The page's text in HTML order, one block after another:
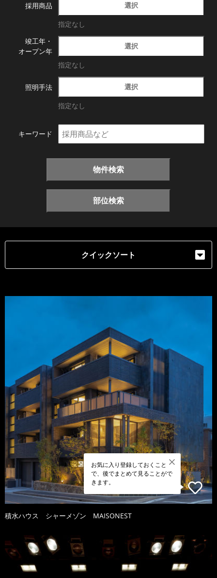
採用商品 選択
指定なし
竣工年・
オープン年
選択
指定なし
照明手法 選択
指定なし
キーワード
物件検索
部位検索
クイックソート
お気に入り登録しておくこと
で、後でまとめて見ることがで
きます。
積水ハウス シャーメゾン MAISONEST